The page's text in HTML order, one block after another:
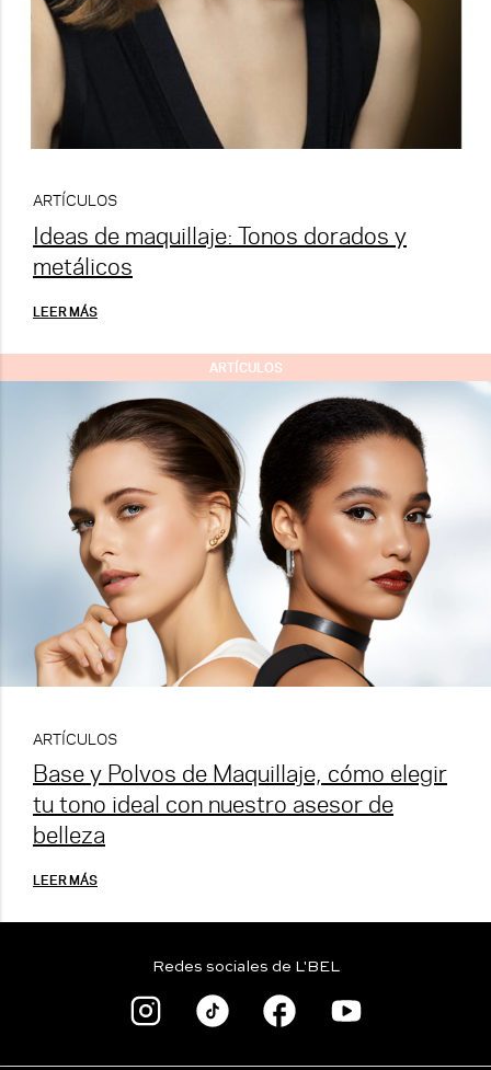
ARTÍCULOS
Ideas de maquillaje: Tonos dorados y
metálicos
LEER MÁS
ARTÍCULOS
ARTÍCULOS
Base y Polvos de Maquillaje, cómo elegir
tu tono ideal con nuestro asesor de
belleza
LEER MÁS
Redes sociales de L'BEL